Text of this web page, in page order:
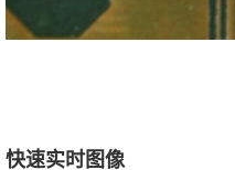
快速实时图像